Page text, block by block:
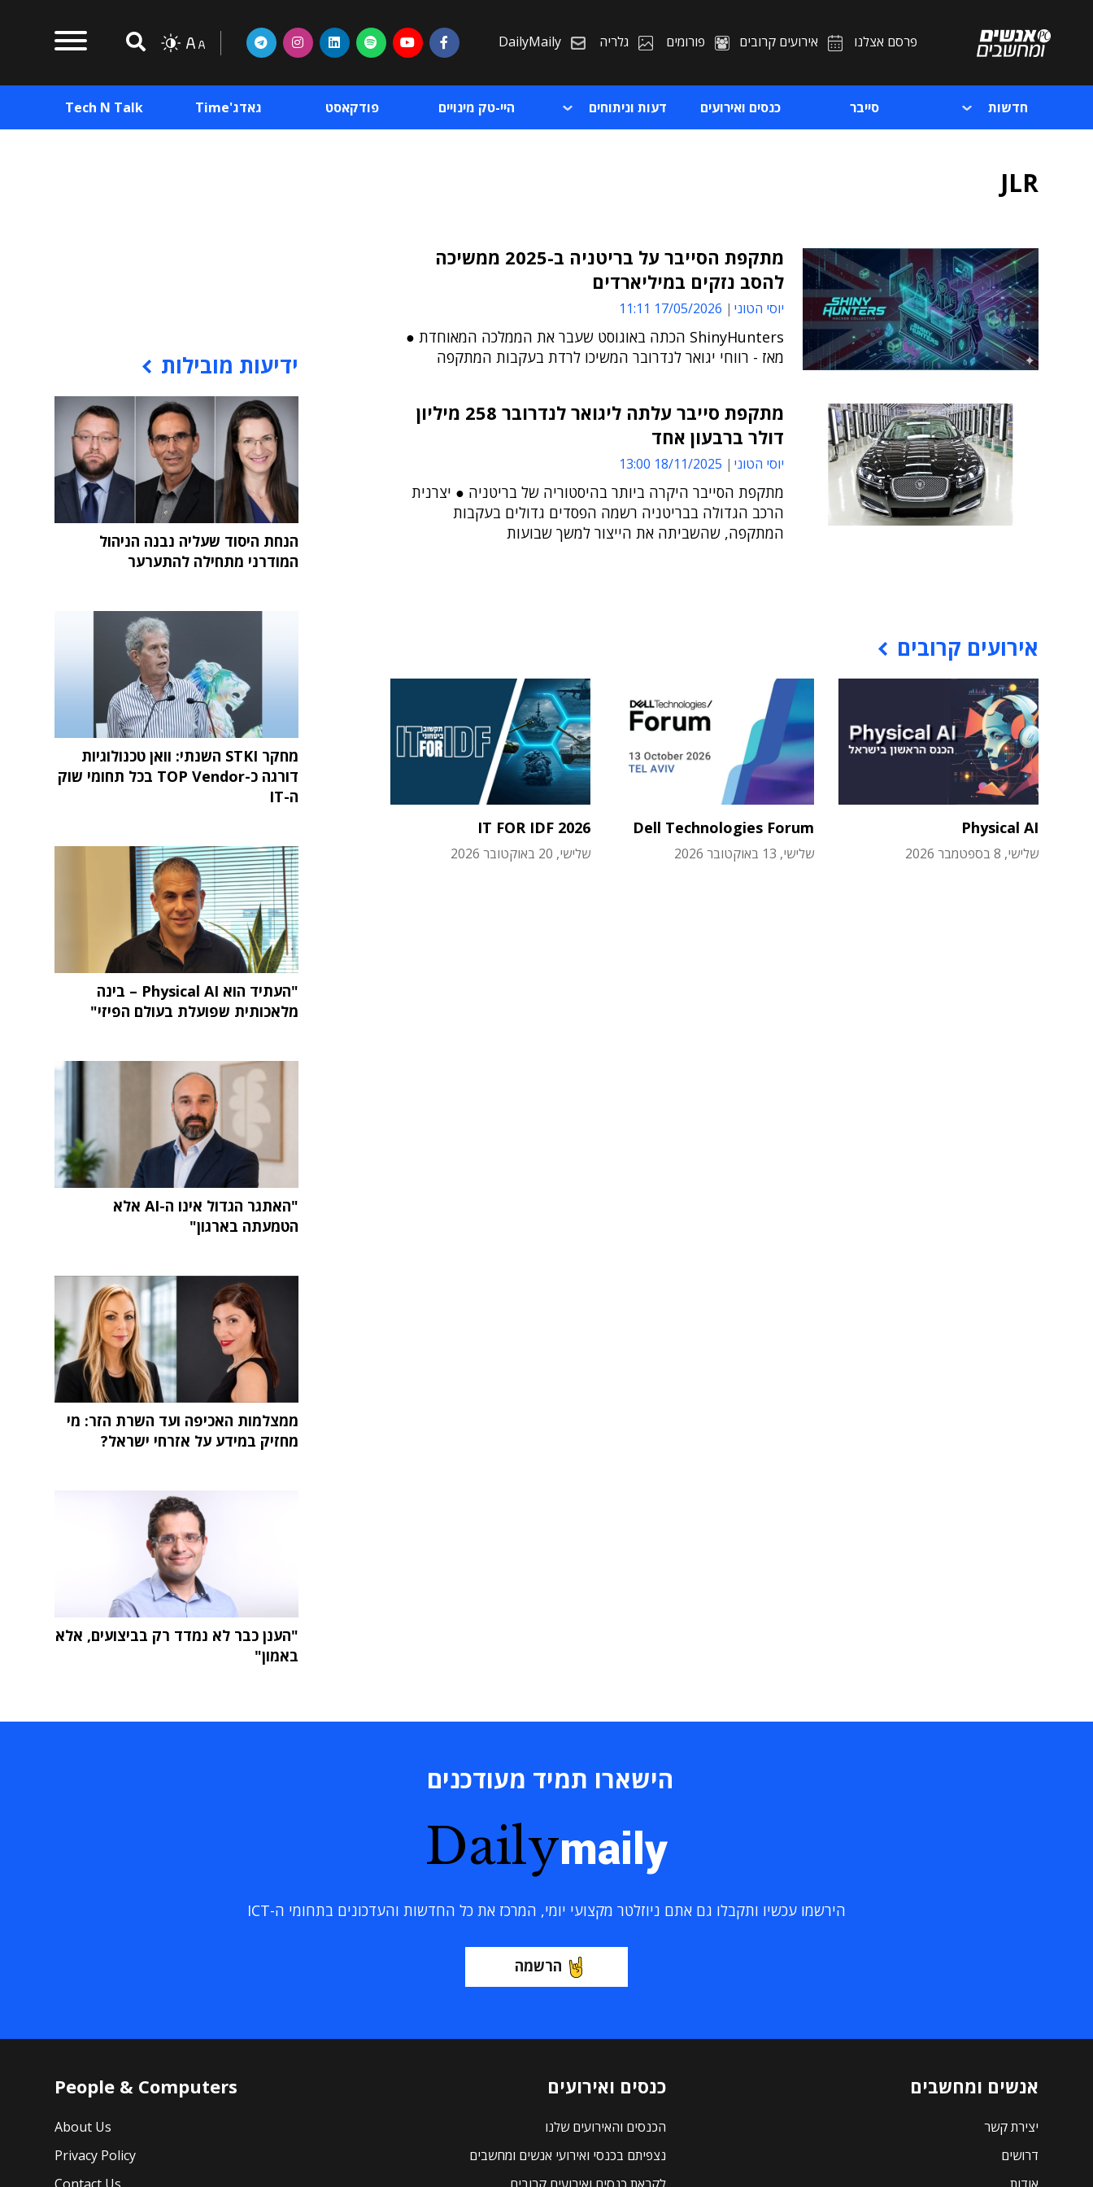
פרסם אצלנו אירועים קרובים פורומים גלריה DailyMaily
חדשות סייבר כנסים ואירועים דעות וניתוחים היי-טק מינויים פודקאסט גאדג'Time Tech N Talk
JLR
מתקפת הסייבר על בריטניה ב-2025 ממשיכה
להסב נזקים במיליארדים
יוסי הטוני 17/05/2026 11:11
ShinyHunters הכתה באוגוסט שעבר את הממלכה המאוחדת ●
מאז - רווחי יגואר לנדרובר המשיכו לרדת בעקבות המתקפה
מתקפת סייבר עלתה ליגואר לנדרובר 258 מיליון
דולר ברבעון אחד
יוסי הטוני 18/11/2025 13:00
מתקפת הסייבר היקרה ביותר בהיסטוריה של בריטניה ● יצרנית
הרכב הגדולה בבריטניה רשמה הפסדים גדולים בעקבות
המתקפה, שהשביתה את הייצור למשך שבועות
אירועים קרובים
Physical AI
שלישי, 8 בספטמבר 2026
Dell Technologies Forum
שלישי, 13 באוקטובר 2026
IT FOR IDF 2026
שלישי, 20 באוקטובר 2026
ידיעות מובילות
הנחת היסוד שעליה נבנה הניהול
המודרני מתחילה להתערער
מחקר STKI השנתי: וואן טכנולוגיות
דורגה כ-TOP Vendor בכל תחומי שוק
ה-IT
"העתיד הוא Physical AI – בינה
מלאכותית שפועלת בעולם הפיזי"
"האתגר הגדול אינו ה-AI אלא
הטמעתה בארגון"
ממצלמות האכיפה ועד השרת הזר: מי
מחזיק במידע על אזרחי ישראל?
"הענן כבר לא נמדד רק בביצועים, אלא
באמון"
הישארו תמיד מעודכנים
Dailymaily
הירשמו עכשיו ותקבלו גם אתם ניוזלטר מקצועי יומי, המרכז את כל החדשות והעדכונים בתחומי ה-ICT
הרשמה
אנשים ומחשבים
יצירת קשר
דרושים
כנסים ואירועים
הכנסים והאירועים שלנו
נצפיתם בכנסי ואירועי אנשים ומחשבים
People & Computers
About Us
Privacy Policy